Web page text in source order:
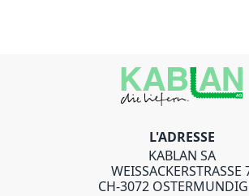
L'ADRESSE
KABLAN SA
WEISSACKERSTRASSE
CH-3072